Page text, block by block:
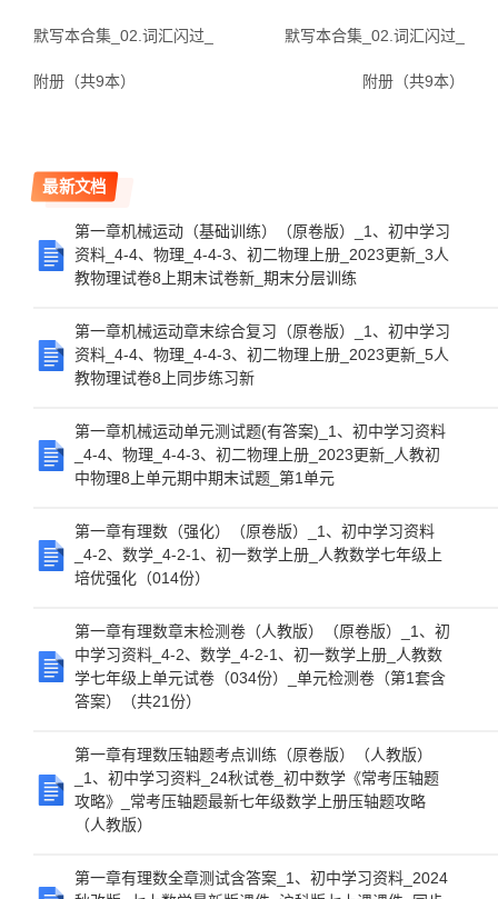
默写本合集_02.词汇闪过_
附册（共9本）
默写本合集_02.词汇闪过_
附册（共9本）
最新文档
第一章机械运动（基础训练）（原卷版）_1、初中学习
资料_4-4、物理_4-4-3、初二物理上册_2023更新_3人
教物理试卷8上期末试卷新_期末分层训练
第一章机械运动章末综合复习（原卷版）_1、初中学习
资料_4-4、物理_4-4-3、初二物理上册_2023更新_5人
教物理试卷8上同步练习新
第一章机械运动单元测试题(有答案)_1、初中学习资料
_4-4、物理_4-4-3、初二物理上册_2023更新_人教初
中物理8上单元期中期末试题_第1单元
第一章有理数（强化）（原卷版）_1、初中学习资料
_4-2、数学_4-2-1、初一数学上册_人教数学七年级上
培优强化（014份）
第一章有理数章末检测卷（人教版）（原卷版）_1、初
中学习资料_4-2、数学_4-2-1、初一数学上册_人教数
学七年级上单元试卷（034份）_单元检测卷（第1套含
答案）（共21份）
第一章有理数压轴题考点训练（原卷版）（人教版）
_1、初中学习资料_24秋试卷_初中数学《常考压轴题
攻略》_常考压轴题最新七年级数学上册压轴题攻略
（人教版）
第一章有理数全章测试含答案_1、初中学习资料_2024